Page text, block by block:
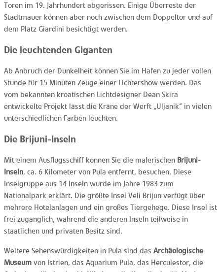
Toren im 19. Jahrhundert abgerissen. Einige Überreste der
Stadtmauer können aber noch zwischen dem Doppeltor und auf
dem Platz Giardini besichtigt werden.
Die leuchtenden Giganten
Ab Anbruch der Dunkelheit können Sie im Hafen zu jeder vollen
Stunde für 15 Minuten Zeuge einer Lichtershow werden. Das
vom bekannten kroatischen Lichtdesigner Dean Skira
entwickelte Projekt lässt die Kräne der Werft „Uljanik“ in vielen
unterschiedlichen Farben leuchten.
Die Brijuni-Inseln
Mit einem Ausflugsschiff können Sie die malerischen Brijuni-
Inseln, ca. 6 Kilometer von Pula entfernt, besuchen. Diese
Inselgruppe aus 14 Inseln wurde im Jahre 1983 zum
Nationalpark erklärt. Die größte Insel Veli Brijun verfügt über
mehrere Hotelanlagen und ein großes Tiergehege. Diese Insel ist
frei zugänglich, während die anderen Inseln teilweise in
staatlichen und privaten Besitz sind.
Weitere Sehenswürdigkeiten in Pula sind das Archäologische
Museum von Istrien, das Aquarium Pula, das Herculestor, die